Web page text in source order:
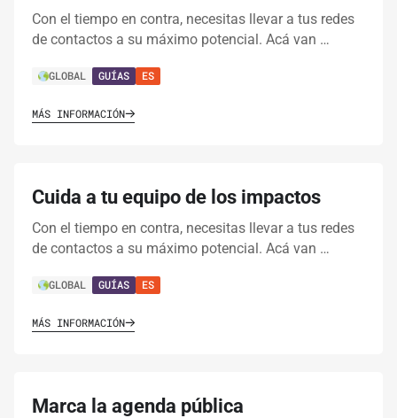
Con el tiempo en contra, necesitas llevar a tus redes
de contactos a su máximo potencial. Acá van …
GLOBAL GUÍAS ES
MÁS INFORMACIÓN
Cuida a tu equipo de los impactos
Con el tiempo en contra, necesitas llevar a tus redes
de contactos a su máximo potencial. Acá van …
GLOBAL GUÍAS ES
MÁS INFORMACIÓN
Marca la agenda pública